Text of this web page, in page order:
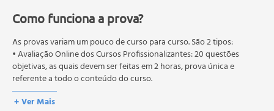
Como funciona a prova?
As provas variam um pouco de curso para curso. São 2 tipos:
• Avaliação Online dos Cursos Profissionalizantes: 20 questões
objetivas, as quais devem ser feitas em 2 horas, prova única e
referente a todo o conteúdo do curso.
• Avaliação Online dos Cursos Livres: 10 questões objetivas, as quais
devem ser feitas em 1 hora, prova única e referente a todo o
+ Ver Mais